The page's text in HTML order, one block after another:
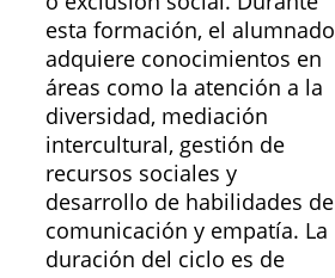
esta formación, el alumnado
adquiere conocimientos en
áreas como la atención a la
diversidad, mediación
intercultural, gestión de
recursos sociales y
desarrollo de habilidades de
comunicación y empatía. La
duración del ciclo es de